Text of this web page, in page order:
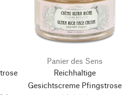
Panier des Sens
Reichhaltige
Gesichtscreme Pfingstrose